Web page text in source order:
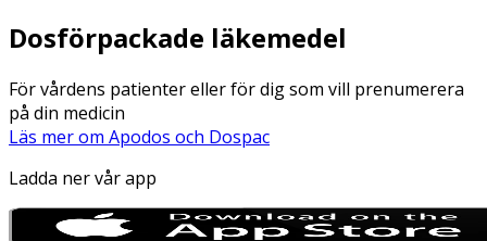
Dosförpackade läkemedel
För vårdens patienter eller för dig som vill prenumerera
på din medicin
Läs mer om Apodos och Dospac
Ladda ner vår app